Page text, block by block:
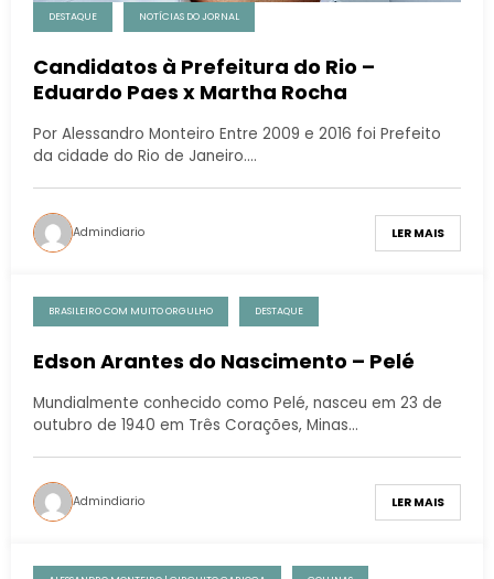
DESTAQUE NOTÍCIAS DO JORNAL
Candidatos à Prefeitura do Rio –
Eduardo Paes x Martha Rocha
Por Alessandro Monteiro Entre 2009 e 2016 foi Prefeito
da cidade do Rio de Janeiro.…
Admindiario LER MAIS
BRASILEIRO COM MUITO ORGULHO DESTAQUE
Edson Arantes do Nascimento – Pelé
Mundialmente conhecido como Pelé, nasceu em 23 de
outubro de 1940 em Três Corações, Minas…
Admindiario LER MAIS